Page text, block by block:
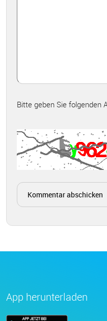
Bitte geben Sie folgenden
App herunterladen